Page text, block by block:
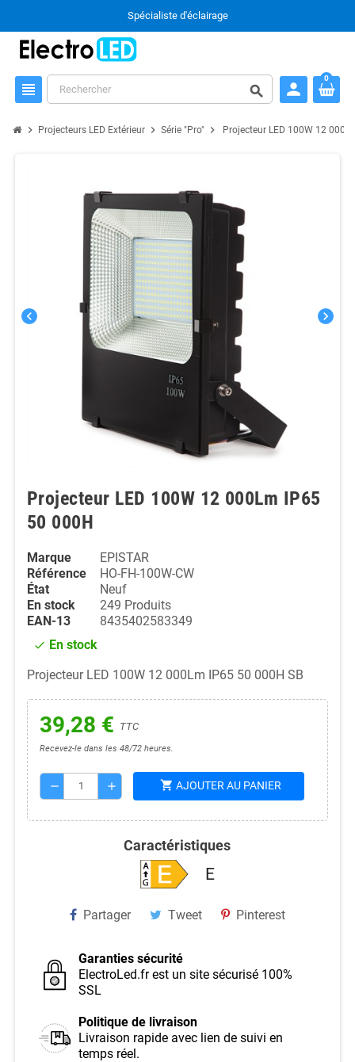
Spécialiste d'éclairage
view_headline search person
0
chevron_right Projecteurs LED Extérieur chevron_right Série "Pro" chevron_right Projecteur LED 100W 12
chevron_left chevron_right
Projecteur LED 100W 12 000Lm IP65
50 000H
Marque
EPISTAR
Référence
HO-FH-100W-CW
État
Neuf
En stock
249 Produits
EAN-13
8435402583349
check En stock
Projecteur LED 100W 12 000Lm IP65 50 000H SB
39,28 € TTC
Recevez-le dans les 48/72 heures.
remove add shopping_cart AJOUTER AU PANIER
Caractéristiques
E
Partager Tweet Pinterest
Garanties sécurité
ElectroLed.fr est un site sécurisé 100%
SSL
Politique de livraison
Livraison rapide avec lien de suivi en
temps réel.